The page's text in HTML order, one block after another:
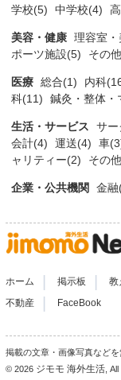
学校(5)
中学校(4)
美容・健康 理容室
ポーツ施設(5)
その
医療 総合(1) 内科
科(11)
鍼灸・整体・
生活・サービス サー
会計(4)
運送(4) 車
ャリティー(2)
その
企業・公共機関 金融
ホーム 掲示板 教
不動産 FaceBook
掲載の文章・画像写真など
© 2026 ジモモ 海外生活 ,